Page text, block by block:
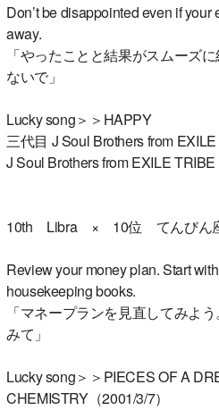
Don’t be disappointed even if your
away.
「やったことと結果がスムーズ
ないで」
Lucky song＞＞HAPPY
三代目 J Soul Brothers from
J Soul Brothers from EXILE TRIBE
10th Libra × 10位 てんびん
Review your money plan. Start
housekeeping books.
「マネープランを見直してみよ
みて」
Lucky song＞＞PIECES OF A
CHEMISTRY（2001/3/7）